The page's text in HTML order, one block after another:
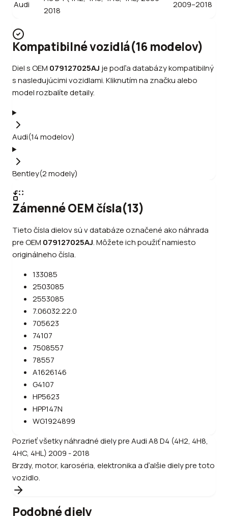
Audi
2018
2009–2018
Kompatibilné vozidlá(16 modelov)
Diel s OEM 079127025AJ je podľa databázy kompatibilný
s nasledujúcimi vozidlami. Kliknutím na značku alebo
model rozbalíte detaily.
Audi(14modelov)
Bentley(2modely)
Zámenné OEM čísla(13)
Tieto čísla dielov sú v databáze označené ako náhrada
pre OEM 079127025AJ.Môžete ich použiť namiesto
originálneho čísla.
133085
2503085
2553085
7.06032.22.0
705623
74107
7508557
78557
A1626146
G4107
HP5623
HPP147N
WG1924899
Pozrieť všetky náhradné diely preAudiA8 D4 (4H2, 4H8,
4HC, 4HL) 2009 - 2018
Brzdy, motor, karoséria, elektronika a ďalšie diely pre toto
vozidlo.
Podobné diely